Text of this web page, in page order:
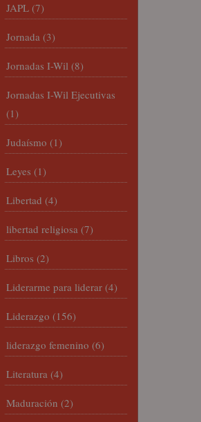
JAPL (7)
Jornada (3)
Jornadas I-Wil (8)
Jornadas I-Wil Ejecutivas
(1)
Judaísmo (1)
Leyes (1)
Libertad (4)
libertad religiosa (7)
Libros (2)
Liderarme para liderar (4)
Liderazgo (156)
liderazgo femenino (6)
Literatura (4)
Maduración (2)